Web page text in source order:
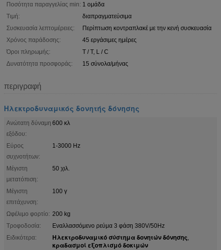
Ποσότητα παραγγελίας min: 1 ομάδα
Τιμή:
διαπραγματεύσιμα
Συσκευασία λεπτομέρειες:
Περίπτωση κοντραπλακέ με την κενή συσκευασία
Χρόνος παράδοσης:
45 εργάσιμες ημέρες
Όροι πληρωμής:
T / T, L / C
Δυνατότητα προσφοράς:
15 σύνολα/μήνας
περιγραφή
Ηλεκτροδυναμικός δονητής δόνησης
Ανώτατη δύναμη
εξόδου:
600 κλ
Εύρος
συχνοτήτων:
1-3000 Hz
Μέγιστη
μετατόπιση:
50 χιλ.
Μέγιστη
επιτάχυνση:
100 γ
Ωφέλιμο φορτίο: 200 kg
Τροφοδοσία:
Εναλλασσόμενο ρεύμα 3 φάση 380V/50Hz
Ειδικότερα:
Ηλεκτροδυναμικό σύστημα δονητών δόνησης,
κραδασμοί εξοπλισμό δοκιμών